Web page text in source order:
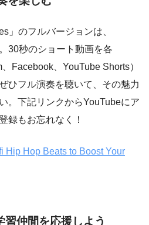
」のフルバージョンは、
30秒のショート動画を各
Facebook、YouTube Shorts）
ひフル演奏を聴いて、その魅力
。下記リンクからYouTubeにア
録もお忘れなく！
Hip Hop Beats to Boost Your
仲間を応援しよう